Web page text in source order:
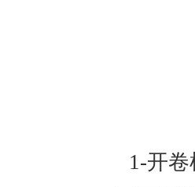
1-开